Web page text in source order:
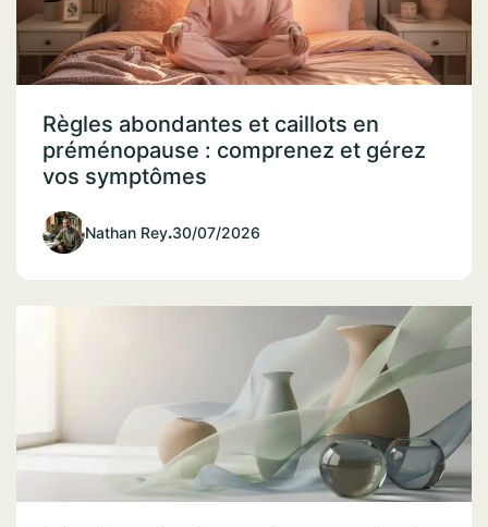
Règles abondantes et caillots en
préménopause : comprenez et gérez
vos symptômes
Nathan Rey.30/07/2026